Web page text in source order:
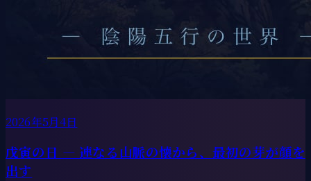
2026年5月4日
戊寅の日 ― 連なる山脈の懐から、最初の芽が顔を
出す